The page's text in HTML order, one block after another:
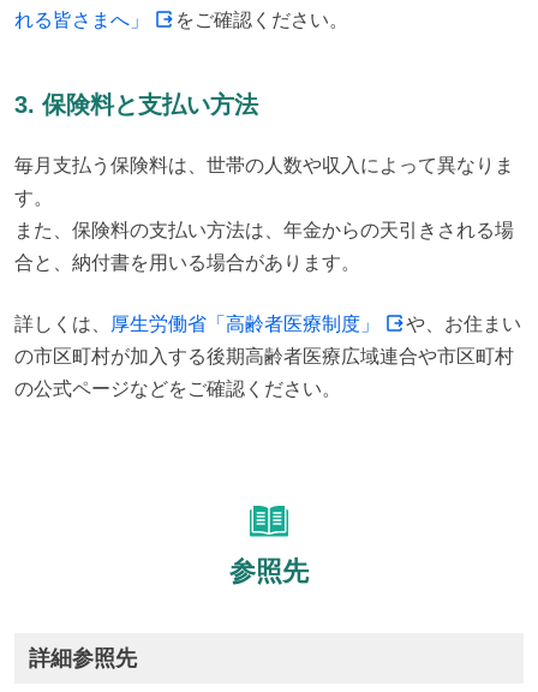
れる皆さまへ」
をご確認ください。
3. 保険料と支払い方法
毎月支払う保険料は、世帯の人数や収入によって異なりま
す。
また、保険料の支払い方法は、年金からの天引きされる場
合と、納付書を用いる場合があります。
詳しくは、 厚生労働省「高齢者医療制度」
や、お住まい
の市区町村が加入する後期高齢者医療広域連合や市区町村
の公式ページなどをご確認ください。
参照先
詳細参照先